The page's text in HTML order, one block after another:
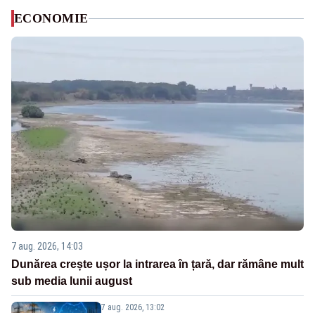
ECONOMIE
7 aug. 2026, 14:03
Dunărea crește ușor la intrarea în țară, dar rămâne mult
sub media lunii august
7 aug. 2026, 13:02